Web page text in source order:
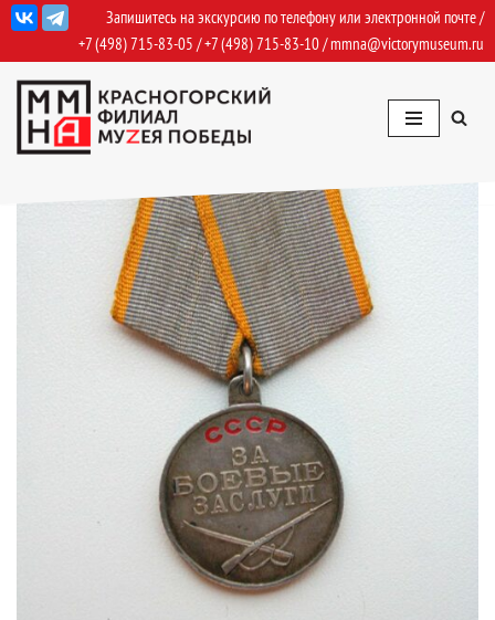
Перейти
к
содержимому
Запишитесь на экскурсию по телефону или электронной почте /
+7 (498) 715-83-05 /+7 (498) 715-83-10/mmna@victorymuseum.ru